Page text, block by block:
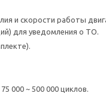
и скорости работы
для уведомления о ТО.
000 ~ 500 000 циклов.